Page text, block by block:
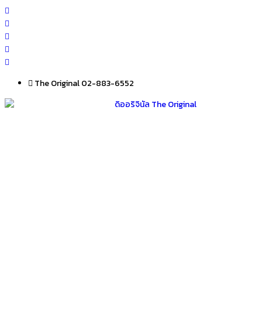
Skip
to
content
The Original 02-883-6552